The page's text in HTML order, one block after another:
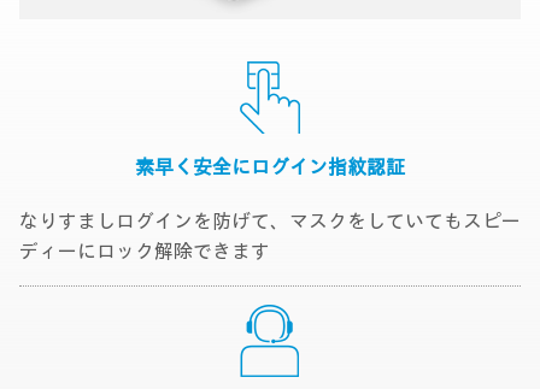
素早く安全にログイン指紋認証
なりすましログインを防げて、マスクをしていてもスピー
ディーにロック解除できます